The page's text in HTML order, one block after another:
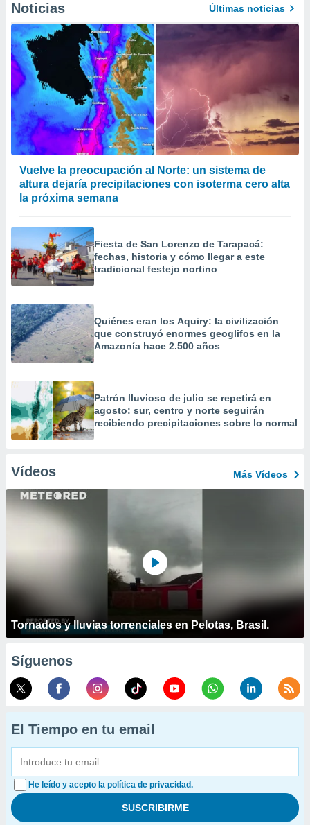
Noticias Últimas noticias
Vuelve la preocupación al Norte: un sistema de
altura dejaría precipitaciones con isoterma cero alta
la próxima semana
Fiesta de San Lorenzo de Tarapacá:
fechas, historia y cómo llegar a este
tradicional festejo nortino
Quiénes eran los Aquiry: la civilización
que construyó enormes geoglifos en la
Amazonía hace 2.500 años
Patrón lluvioso de julio se repetirá en
agosto: sur, centro y norte seguirán
recibiendo precipitaciones sobre lo normal
Vídeos Más Vídeos
Tornados y lluvias torrenciales en Pelotas, Brasil.
Síguenos
El Tiempo en tu email
He leído y acepto la política de privacidad.